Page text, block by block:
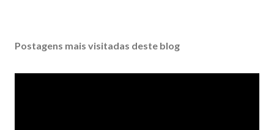
Postagens mais visitadas deste blog